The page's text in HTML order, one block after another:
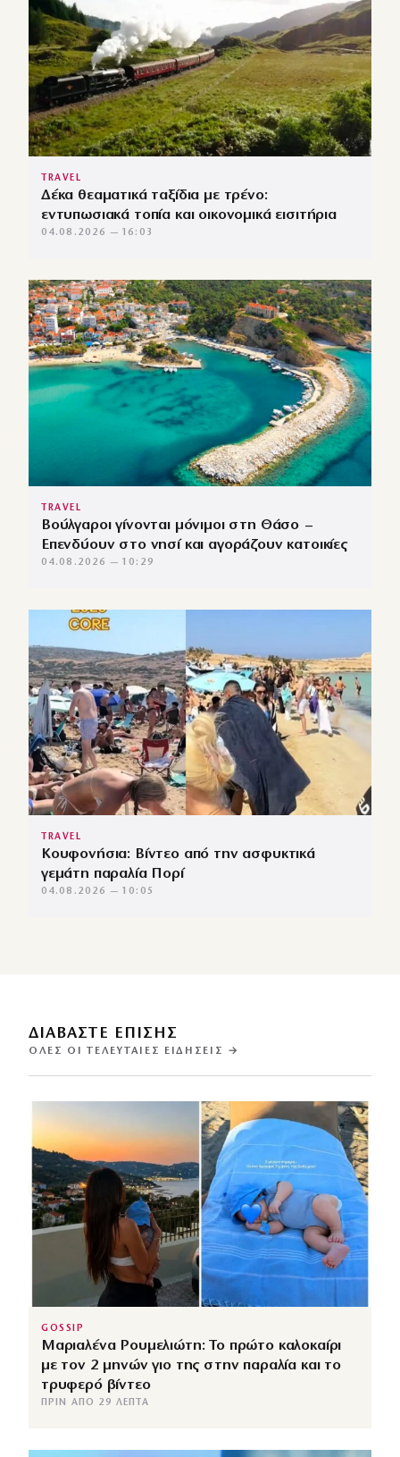
TRAVEL
Δέκα θεαματικά ταξίδια με τρένο:
εντυπωσιακά τοπία και οικονομικά εισιτήρια
04.08.2026 — 16:03
TRAVEL
Βούλγαροι γίνονται μόνιμοι στη Θάσο –
Επενδύουν στο νησί και αγοράζουν κατοικίες
04.08.2026 — 10:29
TRAVEL
Κουφονήσια: Βίντεο από την ασφυκτικά
γεμάτη παραλία Πορί
04.08.2026 — 10:05
ΔΙΑΒΑΣΤΕ ΕΠΙΣΗΣ
ΌΛΕΣ ΟΙ ΤΕΛΕΥΤΑΊΕΣ ΕΙΔΉΣΕΙΣ →
GOSSIP
Μαριαλένα Ρουμελιώτη: Το πρώτο καλοκαίρι
με τον 2 μηνών γιο της στην παραλία και το
τρυφερό βίντεο
ΠΡΙΝ ΑΠΌ 29 ΛΕΠΤΆ